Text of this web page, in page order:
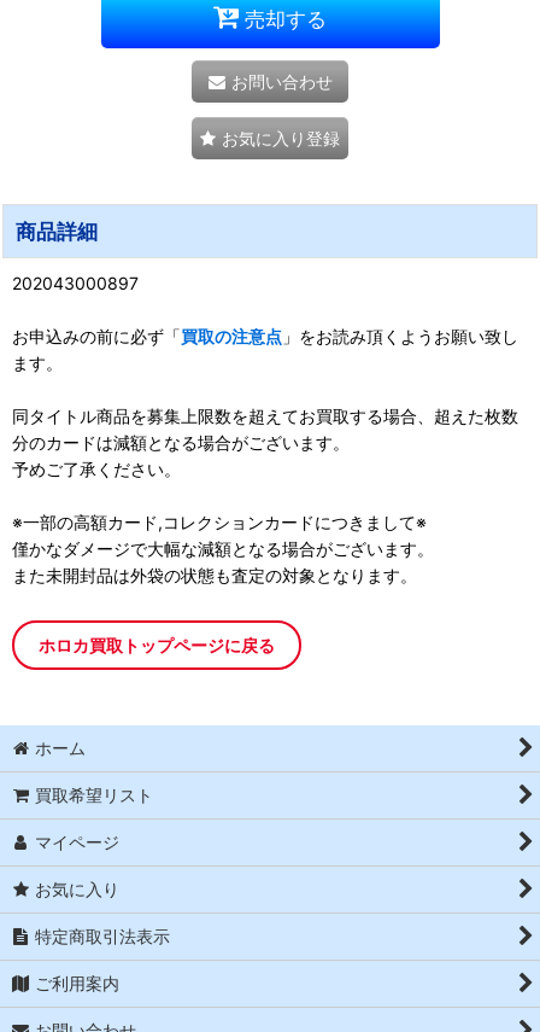
売却する
お問い合わせ
お気に入り登録
商品詳細
202043000897
お申込みの前に必ず「買取の注意点 」をお読み頂くようお願い致し
ます。
同タイトル商品を募集上限数を超えてお買取する場合、超えた枚数
分のカードは減額となる場合がございます。
予めご了承ください。
※一部の高額カード,コレクションカードにつきまして※
僅かなダメージで大幅な減額となる場合がございます。
また未開封品は外袋の状態も査定の対象となります。
ホロカ買取トップページに戻る
ホーム
買取希望リスト
マイページ
お気に入り
特定商取引法表示
ご利用案内